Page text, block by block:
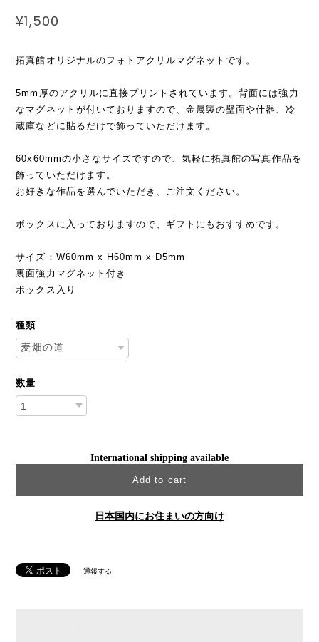
¥1,500
拓真館オリジナルのフォトアクリルマグネットです。
5mm厚のアクリルに直接プリントされています。背面には強力
なマグネットが付いておりますので、金属製の壁面や什器、冷
蔵庫などに貼るだけで飾っていただけます。
60x60mmの小さなサイズですので、気軽に拓真館の写真作品を
飾っていただけます。
お好きな作品を選んでいただき、ご注文ください。
ボックスに入っておりますので、ギフトにもおすすめです。
サイズ：W60mm x H60mm x D5mm
裏面強力マグネット付き
ボックス入り
種類
数量
International shipping available
Add to cart
日本国内にお住まいの方向け
通報する